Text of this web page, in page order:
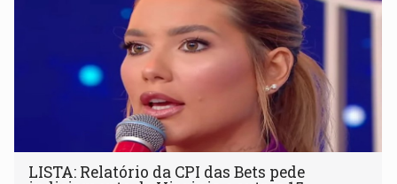
LISTA: Relatório da CPI das Bets pede